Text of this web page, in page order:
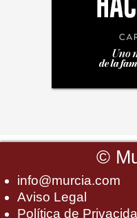
©
info@murcia.com
Aviso Legal
Política de